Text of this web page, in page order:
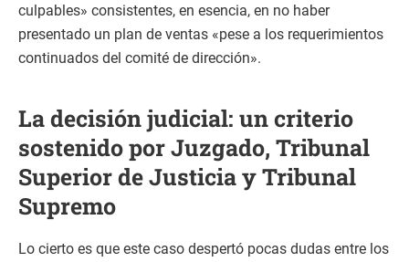
culpables» consistentes, en esencia, en no haber
presentado un plan de ventas «pese a los requerimientos
continuados del comité de dirección».
La decisión judicial: un criterio
sostenido por Juzgado, Tribunal
Superior de Justicia y Tribunal
Supremo
Lo cierto es que este caso despertó pocas dudas entre los